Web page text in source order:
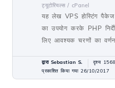
ट्यूटोरियल्स / cPanel
यह लेख VPS होस्टिंग
का उपयोग करके PHP
लिए आवश्यक चरणों का
द्वारा Sebastian S. दृश्य 1568
प्रकाशित किया गया 26/10/2017